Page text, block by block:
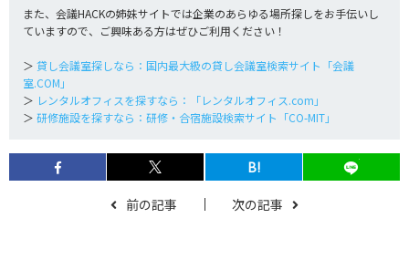
また、会議HACKの姉妹サイトでは企業のあらゆる場所探しをお手伝いし
ていますので、ご興味ある方はぜひご利用ください！
＞ 貸し会議室探しなら：国内最大級の貸し会議室検索サイト「会議
室.COM」
＞ レンタルオフィスを探すなら：「レンタルオフィス.com」
＞ 研修施設を探すなら：研修・合宿施設検索サイト「CO-MIT」
B!
前の記事 次の記事